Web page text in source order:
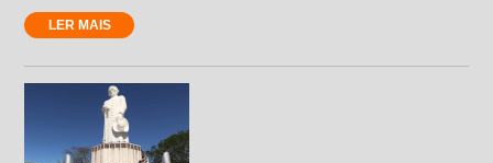
LER MAIS